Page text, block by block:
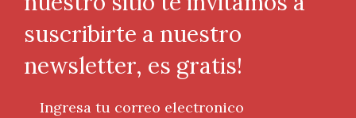
suscribirte a nuestro
newsletter, es gratis!
Ingresa tu correo electronico